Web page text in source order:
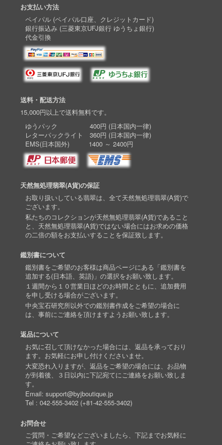
お支払い方法
ペイパル (ペイパル口座、クレジットカード)
銀行振込み (三菱東京UFJ銀行 ゆうちょ銀行)
代金引換
送料・配送方法
15,000円以上で送料無料です。
ゆうパック 400円 (日本国内一律)
レターパックライト 360円 (日本国内一律)
EMS(日本国外) 1400 ～ 2400円
天然無処理翡翠(A貨)の保証
お取り扱いしている翡翠は、全て天然無処理翡翠(A貨)で
ございます。
私たちのコレクションが天然無処理翡翠(A貨)であること
と、天然無処理翡翠(A貨)ではない場合にはお求めの価格
の二倍の額をお支払いすることを保証致します。
鑑別書について
鑑別書をご希望のお客様は商品ページにある「鑑別書を
追加する(日本語、英語)」の選択をお願い致します。
１週間から１０営業日ほどのお時間とともに、追加費用
を申し受ける場合がございます。
中央宝石研究所以外での鑑別書作成をご希望の場合に
は、事前にご連絡を頂けますようお願い致します。
返品について
お気に召して頂けなかった場合には、返品を承っており
ます。お気軽にお申し付けくださいませ。
大変恐れ入りますが、返品をご希望の場合には、お品物
が到着後、３日以内に下記宛てにご連絡をお願い致しま
す。
Email: support@byjboutique.jp
Tel : 042-555-3402(+81-42-555-3402)
お問合せ
ご質問・ご希望などございましたら、下記までお気軽に